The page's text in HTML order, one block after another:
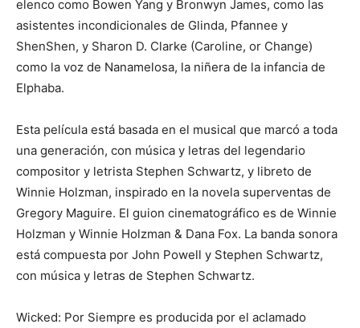
elenco como Bowen Yang y Bronwyn James, como las
asistentes incondicionales de Glinda, Pfannee y
ShenShen, y Sharon D. Clarke (Caroline, or Change)
como la voz de Nanamelosa, la niñera de la infancia de
Elphaba.
Esta película está basada en el musical que marcó a toda
una generación, con música y letras del legendario
compositor y letrista Stephen Schwartz, y libreto de
Winnie Holzman, inspirado en la novela superventas de
Gregory Maguire. El guion cinematográfico es de Winnie
Holzman y Winnie Holzman & Dana Fox. La banda sonora
está compuesta por John Powell y Stephen Schwartz,
con música y letras de Stephen Schwartz.
Wicked: Por Siempre es producida por el aclamado